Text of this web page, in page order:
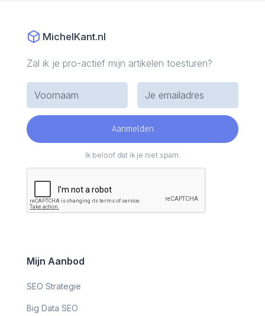
MichelKant.nl
Zal ik je pro-actief mijn artikelen toesturen?
Ik beloof dat ik je niet spam.
Mijn Aanbod
SEO Strategie
Big Data SEO